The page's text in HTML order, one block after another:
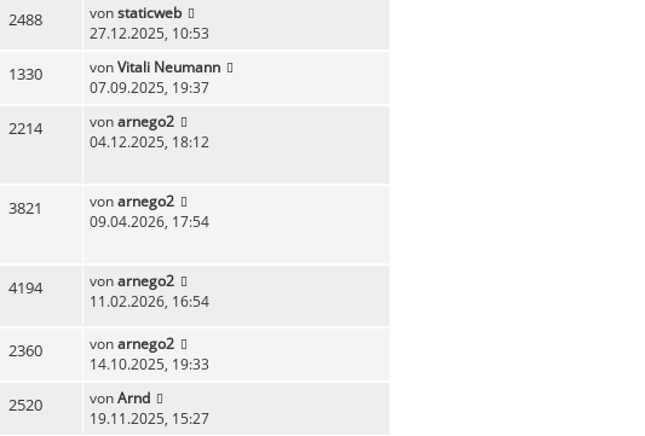
2488 vonstaticweb
27.12.2025, 10:53
1330 vonVitali Neumann
07.09.2025, 19:37
2214 vonarnego2
04.12.2025, 18:12
3821 vonarnego2
09.04.2026, 17:54
4194 vonarnego2
11.02.2026, 16:54
2360 vonarnego2
14.10.2025, 19:33
2520 vonArnd
19.11.2025, 15:27